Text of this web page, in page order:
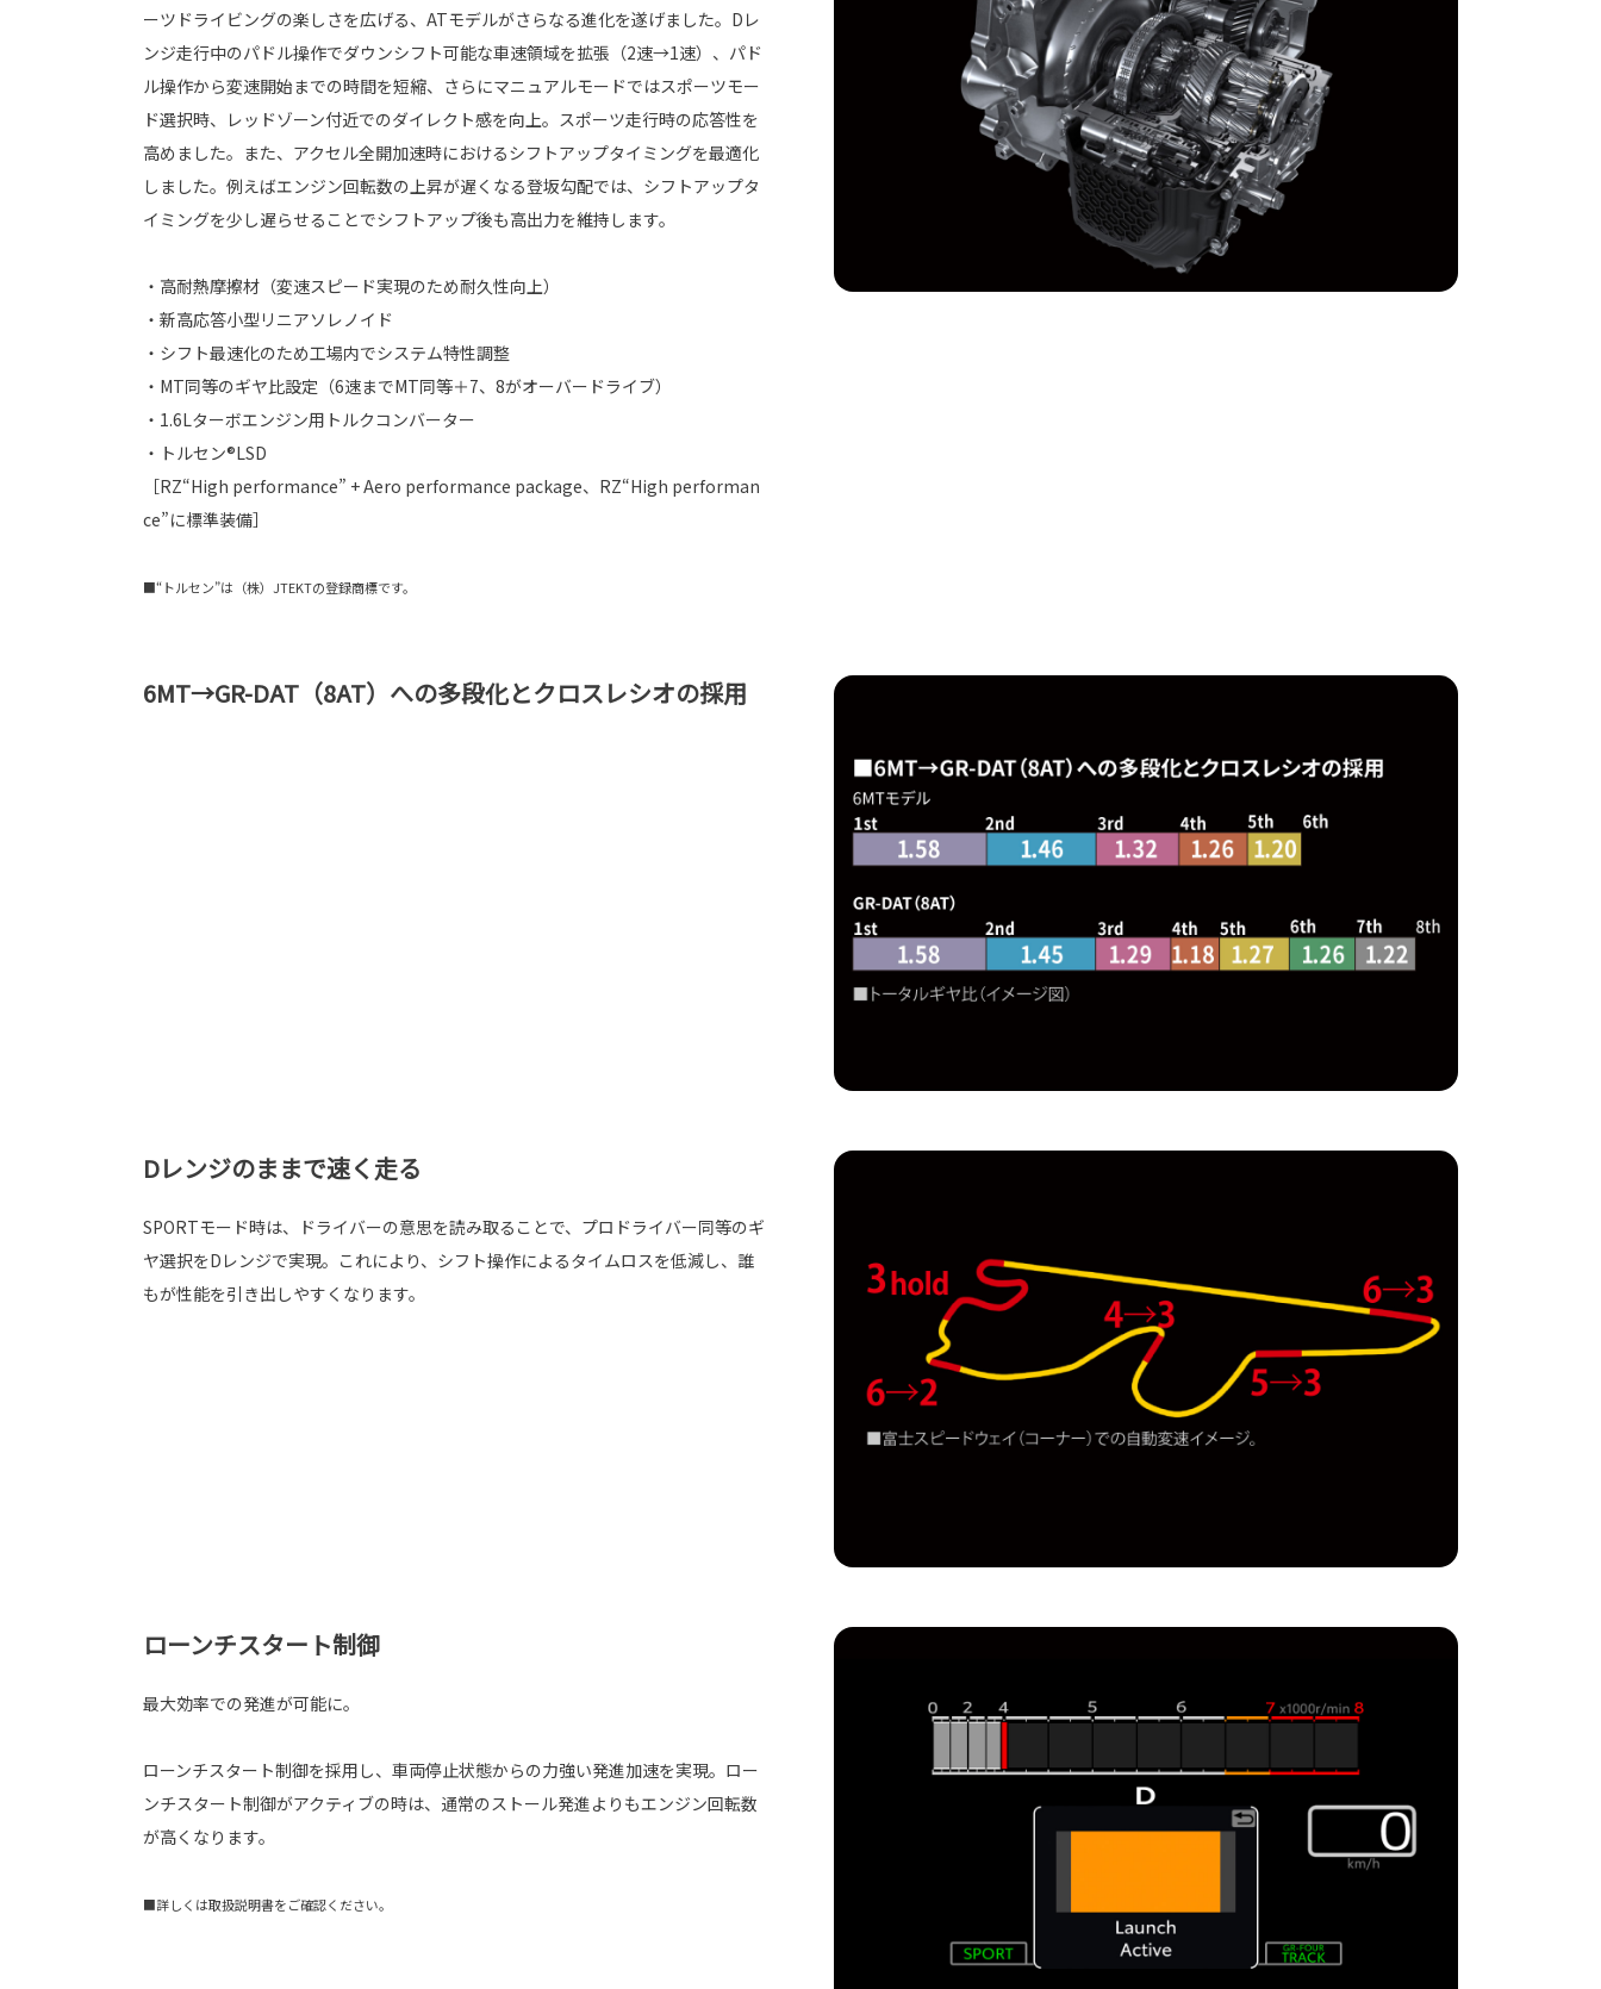
ーツドライビングの楽しさを広げる、ATモデルがさらなる進化を遂げました。Dレ
ンジ走行中のパドル操作でダウンシフト可能な車速領域を拡張（2速→1速）、パド
ル操作から変速開始までの時間を短縮、さらにマニュアルモードではスポーツモー
ド選択時、レッドゾーン付近でのダイレクト感を向上。スポーツ走行時の応答性を
高めました。また、アクセル全開加速時におけるシフトアップタイミングを最適化
しました。例えばエンジン回転数の上昇が遅くなる登坂勾配では、シフトアップタ
イミングを少し遅らせることでシフトアップ後も高出力を維持します。
・高耐熱摩擦材（変速スピード実現のため耐久性向上）
・新高応答小型リニアソレノイド
・シフト最速化のため工場内でシステム特性調整
・MT同等のギヤ比設定（6速までMT同等＋7、8がオーバードライブ）
・1.6Lターボエンジン用トルクコンバーター
・トルセン®LSD
［RZ“High performance” + Aero performance package、RZ“High performan
ce”に標準装備］
■“トルセン”は（株）JTEKTの登録商標です。
6MT→GR-DAT（8AT）への多段化とクロスレシオの採用
Dレンジのままで速く走る
SPORTモード時は、ドライバーの意思を読み取ることで、プロドライバー同等のギ
ヤ選択をDレンジで実現。これにより、シフト操作によるタイムロスを低減し、誰
もが性能を引き出しやすくなります。
ローンチスタート制御
最大効率での発進が可能に。
ローンチスタート制御を採用し、車両停止状態からの力強い発進加速を実現。ロー
ンチスタート制御がアクティブの時は、通常のストール発進よりもエンジン回転数
が高くなります。
■詳しくは取扱説明書をご確認ください。